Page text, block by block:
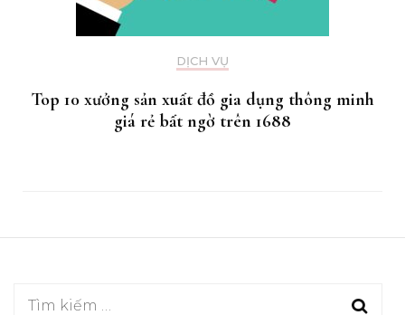
DỊCH VỤ
Top 10 xưởng sản xuất đồ gia dụng thông minh
giá rẻ bất ngờ trên 1688
Tìm